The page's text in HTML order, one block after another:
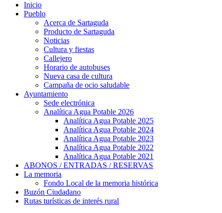
Inicio
Pueblo
Acerca de Sartaguda
Producto de Sartaguda
Noticias
Cultura y fiestas
Callejero
Horario de autobuses
Nueva casa de cultura
Campaña de ocio saludable
Ayuntamiento
Sede electrónica
Analítica Agua Potable 2026
Analítica Agua Potable 2025
Analítica Agua Potable 2024
Analítica Agua Potable 2023
Analítica Agua Potable 2022
Analítica Agua Potable 2021
ABONOS / ENTRADAS / RESERVAS
La memoria
Fondo Local de la memoria histórica
Buzón Ciudadano
Rutas turísticas de interés rural